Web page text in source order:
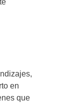
en
que